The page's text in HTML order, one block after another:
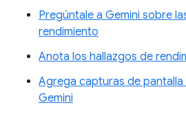
Pregúntale a Gemini sobre
rendimiento
Anota los hallazgos de
Agrega capturas de
Gemini